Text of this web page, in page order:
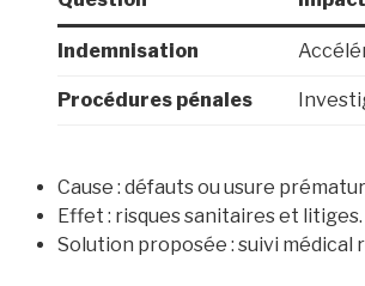
Indemnisation
Procédures pénales
Cause : défauts ou usure
Effet : risques sanitaires et litiges.
Solution proposée : suivi